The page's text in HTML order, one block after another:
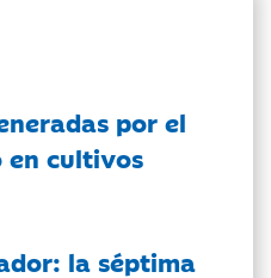
por el
en cultivos
la séptima